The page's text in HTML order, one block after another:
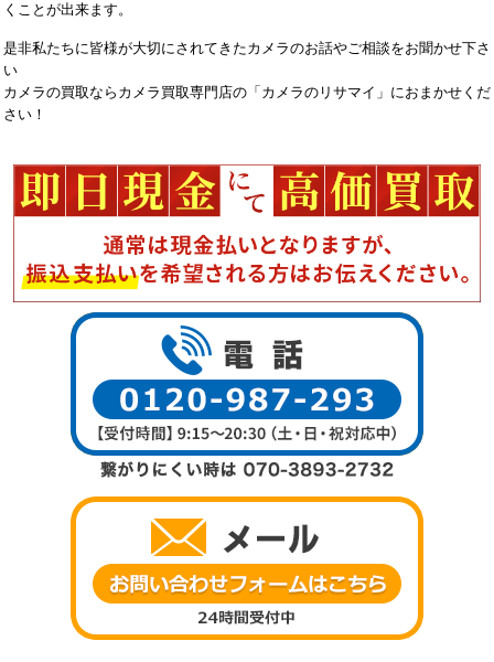
くことが出来ます。
是非私たちに皆様が大切にされてきたカメラのお話やご相談をお聞かせ下さ
い
カメラの買取ならカメラ買取専門店の「カメラのリサマイ」におまかせくだ
さい！